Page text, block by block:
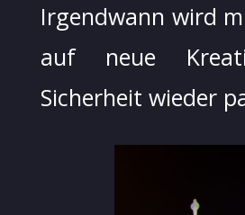
Irgendwann wird
auf neue
Sicherheit wieder